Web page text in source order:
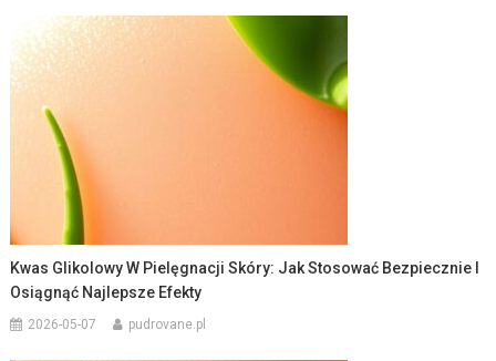
Kwas Glikolowy W Pielęgnacji Skóry: Jak Stosować Bezpiecznie I
Osiągnąć Najlepsze Efekty
2026-05-07 pudrovane.pl